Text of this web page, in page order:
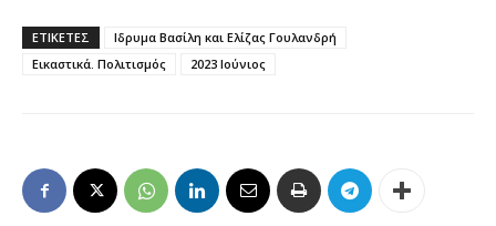
ΕΤΙΚΕΤΕΣ
Ιδρυμα Βασίλη και Ελίζας Γουλανδρή
Εικαστικά. Πολιτισμός
2023 Ιούνιος